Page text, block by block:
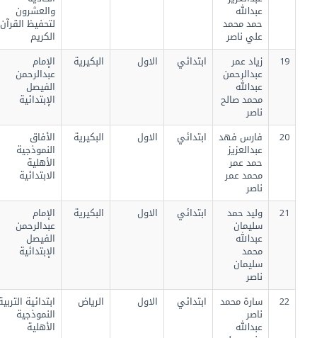
عبدالله
حمد محمد
علي ناصر
والعشرون
لتحفيظ القرآن
الكريم
زياد عمر
عبدالرحمن
عبدالله
محمد صالح
ابتدائي الاول البكيرية الإمام
عبدالرحمن
الفيصل
الإبتدائية
فارس فهد
عبدالعزيز
حمد عمر
محمد عمر
ابتدائي الاول البكيرية الأفاق
النموذجية
الأهلية
الابتدائية
وليد حمد
سليمان
عبدالله
محمد
سليمان
ابتدائي الاول البكيرية الإمام
عبدالرحمن
الفيصل
الإبتدائية
سارة محمد
عبدالله
ابتدائي الاول الرياض ابتدائية التربية
النموذجية
الأهلية